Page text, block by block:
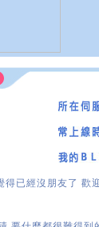
得已經沒朋友了 歡